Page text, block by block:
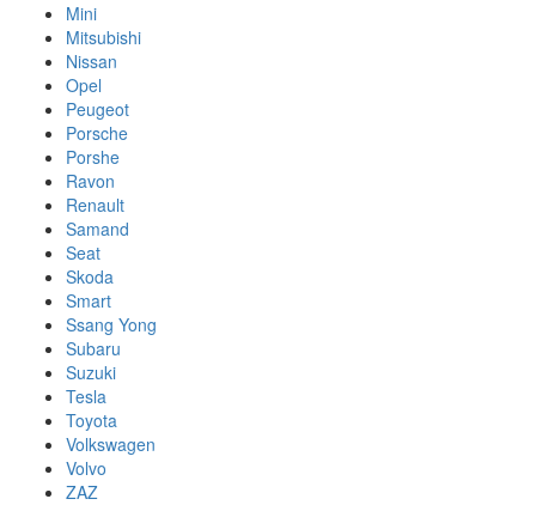
Mini
Mitsubishi
Nissan
Opel
Peugeot
Porsche
Porshe
Ravon
Renault
Samand
Seat
Skoda
Smart
Ssang Yong
Subaru
Suzuki
Tesla
Toyota
Volkswagen
Volvo
ZAZ